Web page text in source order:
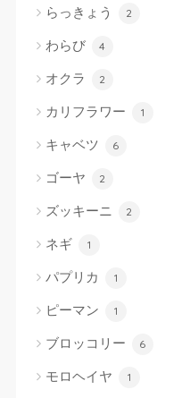
らっきょう 2
わらび 4
オクラ 2
カリフラワー 1
キャベツ 6
ゴーヤ 2
ズッキーニ 2
ネギ 1
パプリカ 1
ピーマン 1
ブロッコリー 6
モロヘイヤ 1